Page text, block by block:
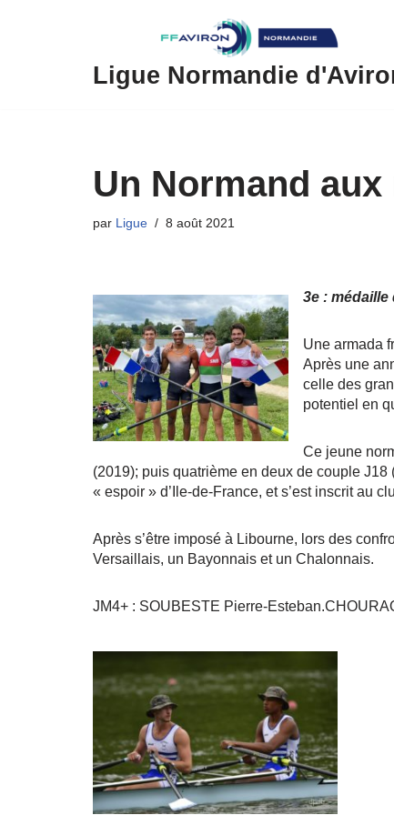
Ligue Normandie
Un Normand
par Ligue 8 août 2021
3e : médaille
Une armada
Après une
celle des
potentiel en
Ce jeune
(2019); puis quatrième en deux de couple
« espoir » d’Ile-de-France, et s’est inscrit au
Après s’être imposé à Libourne, lors des
Versaillais, un Bayonnais et un Chalonnais.
JM4+ : SOUBESTE Pierre-